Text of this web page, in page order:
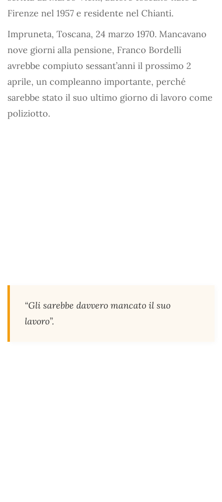
Firenze nel 1957 e residente nel Chianti.
Impruneta, Toscana, 24 marzo 1970. Mancavano
nove giorni alla pensione, Franco Bordelli
avrebbe compiuto sessant’anni il prossimo 2
aprile, un compleanno importante, perché
sarebbe stato il suo ultimo giorno di lavoro come
poliziotto.
“Gli sarebbe davvero mancato il suo
lavoro”.